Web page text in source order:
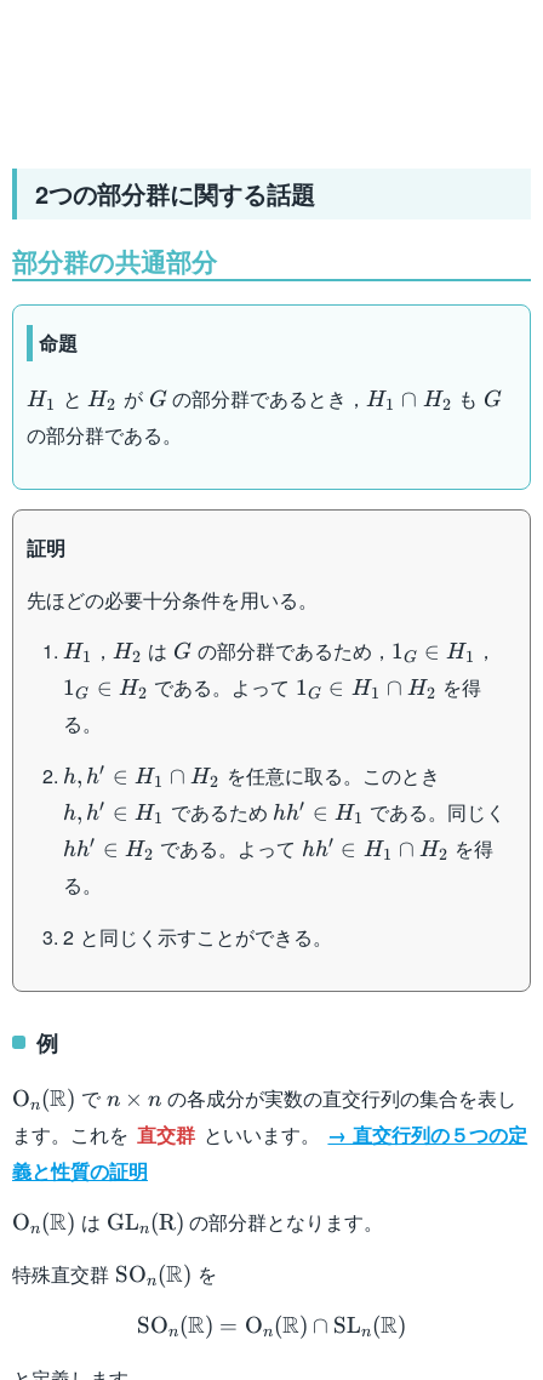
2つの部分群に関する話題
部分群の共通部分
命題
H_1
H1 とH_2
H2 が G
Gの部分群であるとき，H_1
H1 ∩ H2 も G
G
の部分群である。
証明
先ほどの必要十分条件を用いる。
H_1
H1 ， H_2
H2 は G
Gの部分群であるため， 1_G
\in
H_1
1G ∈ H1 ，
1G ∈ H2 である。よって 1_G
\cap
H_2
1G ∈ H1 ∩ H2 を得
る。
h ,
h'
\in
H_1
\cap
h, h′ ∈ H1 ∩ H2 を任意に取る。このとき
h'
\in
H_1
h, h′ ∈ H1 であるため hh'
\in
H_1
hh′ ∈ H1 である。同じく
hh′ ∈ H2 である。よって hh'
\cap
H_2
hh′ ∈ H1 ∩ H2 を得
る。
2 と同じく示すことができる。
例
\mathrm{O}_n
(\mathbb{R})
On(R) で n
\times
n
n × n の各成分が実数の直交行列の集合を表し
ます。これを 直交群 といいます。
→ 直交行列の５つの定
義と性質の証明
\mathrm{O}_n
On(R) は \mathrm{GL}_n
GLn(R) の部分群となります。
特殊直交群 \mathrm{SO}_n
SOn(R) を
SOn(R) = On(R) ∩ SLn(R)